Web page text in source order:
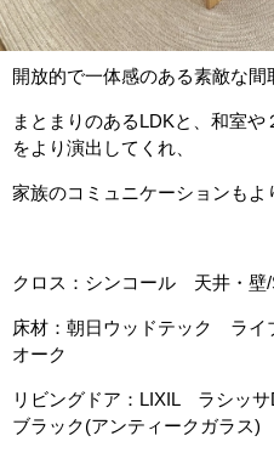
開放的で一体感のある素敵な間
まとまりのあるLDKと、和室
をより演出してくれ、
家族のコミュニケーションもよ
クロス：シンコール 天井・壁/
床材：朝日ウッドテック ラ
オーク
リビングドア：LIXIL ラシッ
ブラック(アンティークガラス)